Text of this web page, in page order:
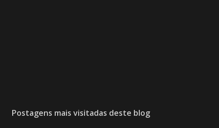
Postagens mais visitadas deste blog